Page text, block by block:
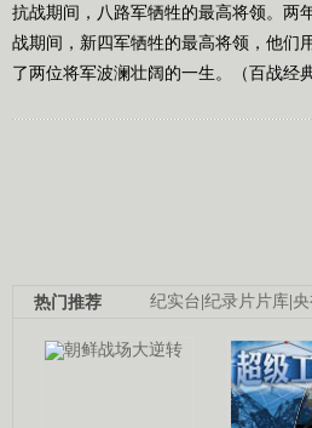
抗战期间，八路军牺牲的最高将领。两
战期间，新四军牺牲的最高将领，他们
了两位将军波澜壮阔的一生。（百战经
纪实台|纪录片片库|
热门推荐